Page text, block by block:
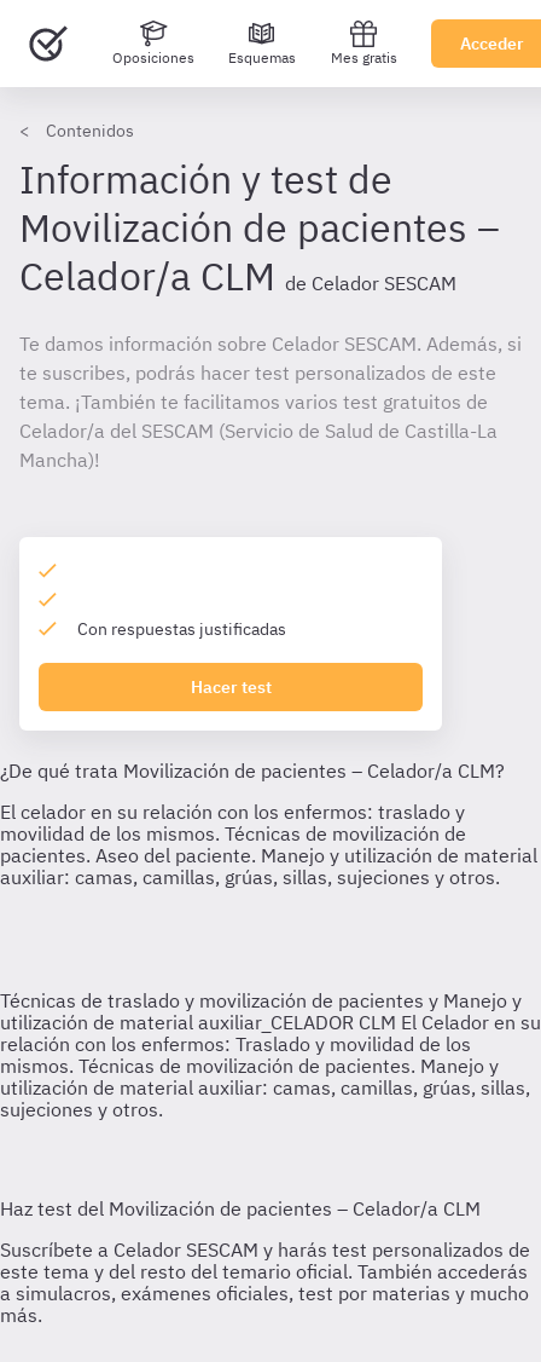
Oposiciones Esquemas Mes gratis
Acceder
Contenidos
Información y test de
Movilización de pacientes –
Celador/a CLM de Celador SESCAM
Te damos información sobre Celador SESCAM. Además, si
te suscribes, podrás hacer test personalizados de este
tema. ¡También te facilitamos varios test gratuitos de
Celador/a del SESCAM (Servicio de Salud de Castilla-La
Mancha)!
Con respuestas justificadas
Hacer test
Técnicas de traslado y movilización de pacientes y Manejo y
utilización de material auxiliar_CELADOR CLM El Celador en su
relación con los enfermos: Traslado y movilidad de los
mismos. Técnicas de movilización de pacientes. Manejo y
utilización de material auxiliar: camas, camillas, grúas, sillas,
sujeciones y otros.